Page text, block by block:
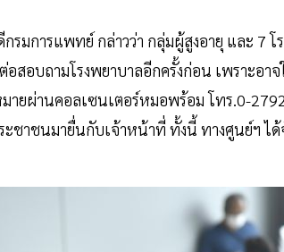
มการแพทย์ กล่าวว่า กลุ่มผู้สูงอายุ และ 7
สอบถามโรงพยาบาลอีกครั้งก่อน เพราะอา
ายผ่านคอลเซนเตอร์หมอพร้อม โทร.0-
ชาชนมายื่นกับเจ้าหน้าที่ ทั้งนี้ ทางศูนย์ฯ ไ